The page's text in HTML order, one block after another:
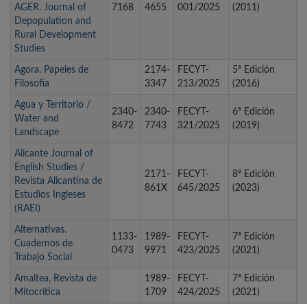
AGER. Journal of
Depopulation and
Rural Development
Studies
7168
4655
001/2025
(2011)
Agora. Papeles de
Filosofía
2174-
3347
FECYT-
213/2025
5ª Edición
(2016)
Agua y Territorio /
Water and
Landscape
2340-
8472
2340-
7743
FECYT-
321/2025
6ª Edición
(2019)
Alicante Journal of
English Studies /
Revista Alicantina de
Estudios Ingleses
(RAEI)
2171-
861X
FECYT-
645/2025
8ª Edición
(2023)
Alternativas.
Cuadernos de
Trabajo Social
1133-
0473
1989-
9971
FECYT-
423/2025
7ª Edición
(2021)
Amaltea, Revista de
Mitocrítica
1989-
1709
FECYT-
424/2025
7ª Edición
(2021)